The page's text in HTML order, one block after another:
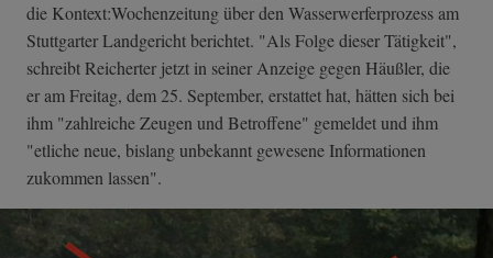
die Kontext:Wochenzeitung über den Wasserwerferprozess am
Stuttgarter Landgericht berichtet. "Als Folge dieser Tätigkeit",
schreibt Reicherter jetzt in seiner Anzeige gegen Häußler, die
er am Freitag, dem 25. September, erstattet hat, hätten sich bei
ihm "zahlreiche Zeugen und Betroffene" gemeldet und ihm
"etliche neue, bislang unbekannt gewesene Informationen
zukommen lassen".